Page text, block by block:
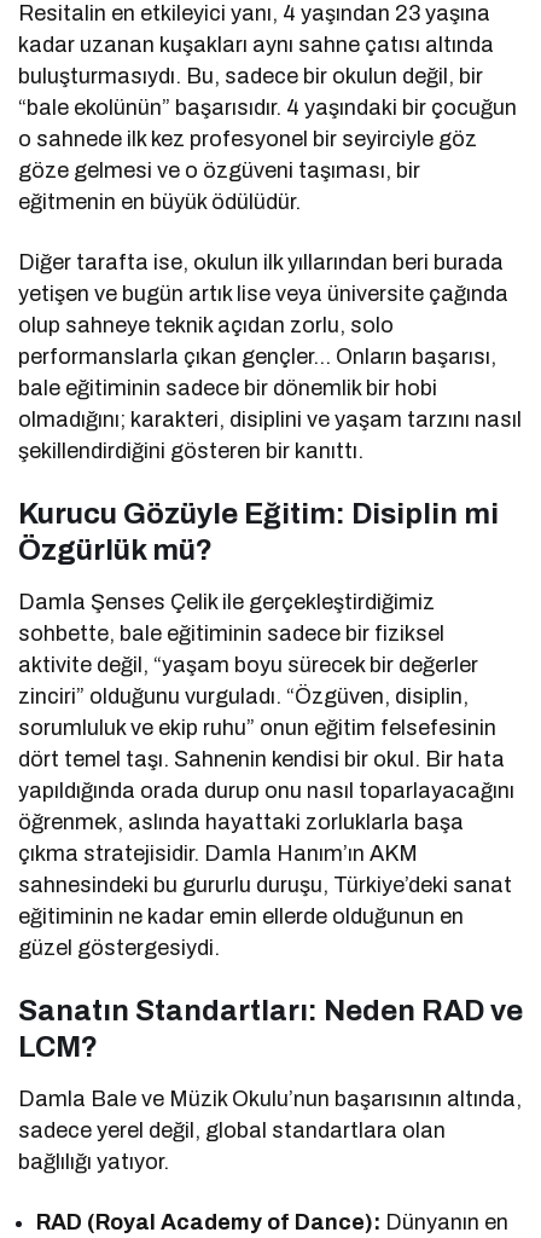
Resitalin en etkileyici yanı, 4 yaşından 23 yaşına
kadar uzanan kuşakları aynı sahne çatısı altında
buluşturmasıydı. Bu, sadece bir okulun değil, bir
“bale ekolünün” başarısıdır. 4 yaşındaki bir çocuğun
o sahnede ilk kez profesyonel bir seyirciyle göz
göze gelmesi ve o özgüveni taşıması, bir
eğitmenin en büyük ödülüdür.
Diğer tarafta ise, okulun ilk yıllarından beri burada
yetişen ve bugün artık lise veya üniversite çağında
olup sahneye teknik açıdan zorlu, solo
performanslarla çıkan gençler… Onların başarısı,
bale eğitiminin sadece bir dönemlik bir hobi
olmadığını; karakteri, disiplini ve yaşam tarzını nasıl
şekillendirdiğini gösteren bir kanıttı.
Kurucu Gözüyle Eğitim: Disiplin mi
Özgürlük mü?
Damla Şenses Çelik ile gerçekleştirdiğimiz
sohbette, bale eğitiminin sadece bir fiziksel
aktivite değil, “yaşam boyu sürecek bir değerler
zinciri” olduğunu vurguladı. “Özgüven, disiplin,
sorumluluk ve ekip ruhu” onun eğitim felsefesinin
dört temel taşı. Sahnenin kendisi bir okul. Bir hata
yapıldığında orada durup onu nasıl toparlayacağını
öğrenmek, aslında hayattaki zorluklarla başa
çıkma stratejisidir. Damla Hanım’ın AKM
sahnesindeki bu gururlu duruşu, Türkiye’deki sanat
eğitiminin ne kadar emin ellerde olduğunun en
güzel göstergesiydi.
Sanatın Standartları: Neden RAD ve
LCM?
Damla Bale ve Müzik Okulu’nun başarısının altında,
sadece yerel değil, global standartlara olan
bağlılığı yatıyor.
RAD (Royal Academy of Dance): Dünyanın en